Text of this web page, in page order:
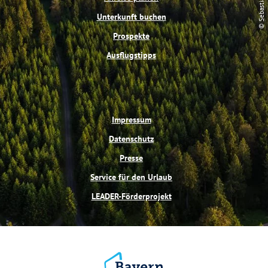
k s
t
a
m
Unterkunft buchen
Prospekte
Ausflugstipps
Impressum
Datenschutz
Presse
Service für den Urlaub
LEADER-Förderprojekt